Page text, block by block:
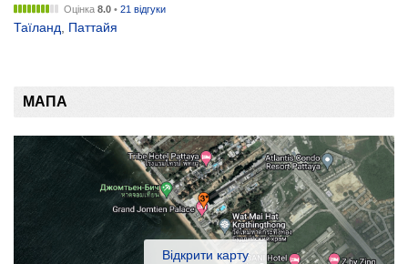
Оцінка 8.0 • 21 відгуки
Таїланд Паттайя
МАПА
Відкрити карту